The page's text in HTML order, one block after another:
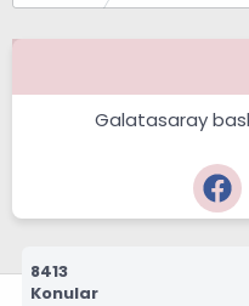
Galatasaray
8413
Konular